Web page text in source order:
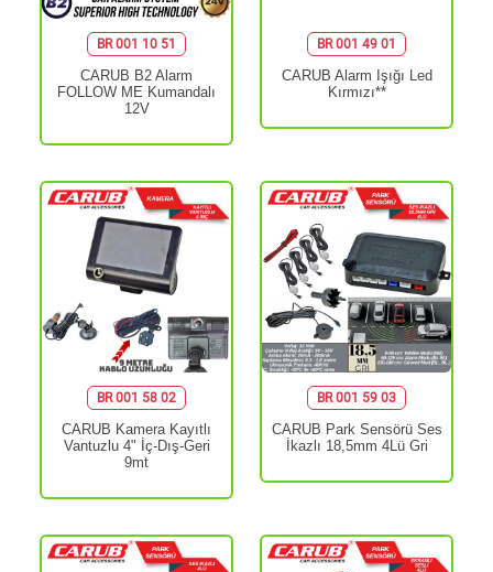
BR 001 10 51
CARUB B2 Alarm
FOLLOW ME Kumandalı
12V
BR 001 49 01
CARUB Alarm Işığı Led
Kırmızı**
BR 001 58 02
CARUB Kamera Kayıtlı
Vantuzlu 4" İç-Dış-Geri
9mt
BR 001 59 03
CARUB Park Sensörü Ses
İkazlı 18,5mm 4Lü Gri